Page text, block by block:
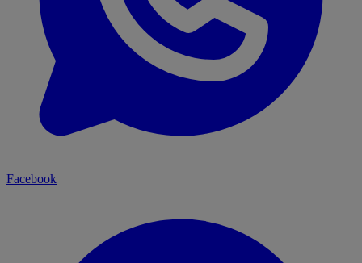
Facebook